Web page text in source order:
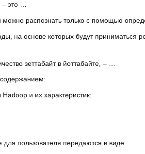
– это …
распознать только с помощью
на основе которых будут
зеттабайт в йоттабайте, – …
содержанием:
и их характеристик:
пользователя передаются в виде …